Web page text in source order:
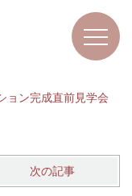
ョン完成直前見学会
次の記事